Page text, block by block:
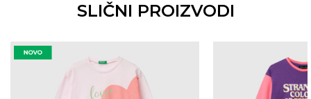
SLIČNI PROIZVODI